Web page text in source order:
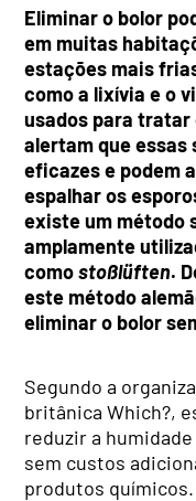
Eliminar o bolor
em muitas
estações mais
como a lixívia e o
usados para
alertam que essas
eficazes e podem
espalhar os
existe um método
amplamente
comostoßlüften.
este método
eliminar o bolor
Segundo a
britânica Which?,
reduzir a
sem custos
produtos químicos.